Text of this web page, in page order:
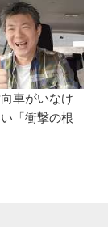
車がいなけ
「衝撃の根